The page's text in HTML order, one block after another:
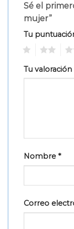
Sé el
mujer”
Tu
Tu valoración
Nombre *
Correo